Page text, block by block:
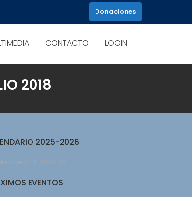
Donaciones
CONTACTO LOGIN
2018
2025-2026
EVENTOS